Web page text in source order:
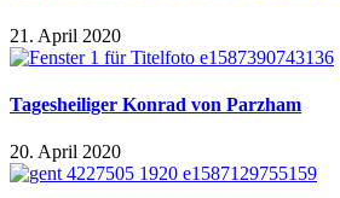
21. April 2020
Tagesheiliger Konrad von Parzham
20. April 2020